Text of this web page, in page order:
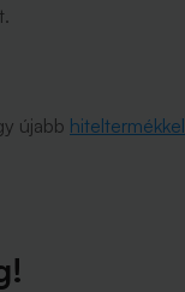
újabb hiteltermékkel